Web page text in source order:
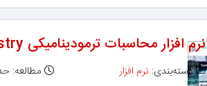
نرم افزار محاسبات ترمودینامیکی Outotec HSC Chemistry
دسته‌بندی: نرم افزار مطالعه: حدود ۲